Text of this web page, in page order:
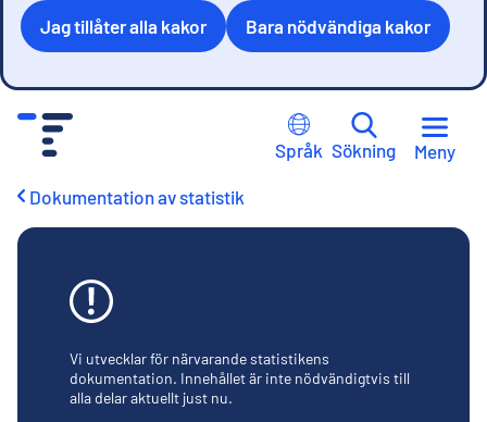
Jag tillåter alla kakor Bara nödvändiga kakor
Språk Sökning Meny
Dokumentation av statistik
Vi utvecklar för närvarande statistikens
dokumentation. Innehållet är inte nödvändigtvis till
alla delar aktuellt just nu.